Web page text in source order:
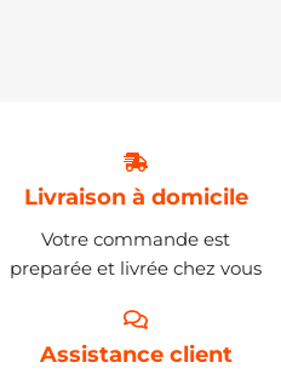
Livraison à domicile
Votre commande est
preparée et livrée chez vous
Assistance client